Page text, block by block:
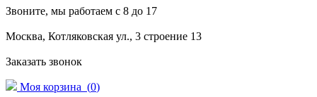
Звоните, мы работаем с 8 до 17
Москва, Котляковская ул., 3 строение 13
Заказать звонок
Моя корзина (0)